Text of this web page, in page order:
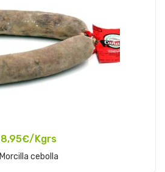
8,95€/Kgrs
Morcilla cebolla